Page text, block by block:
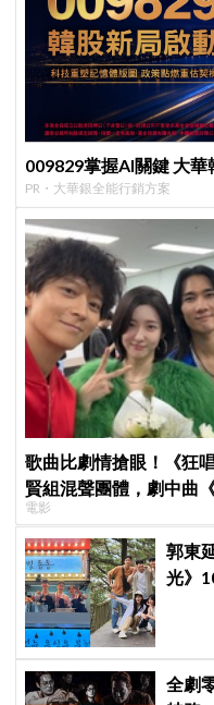
009829掌握AI關鍵 大
PR・大華銀全能行銷方案
歌曲比劇情搶眼！《狂
賢組混聲團體，劇中曲
電影
郭東
光》
全劇